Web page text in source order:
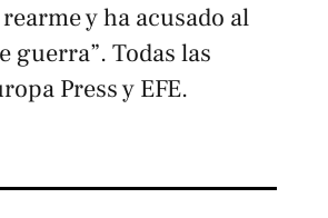
y ha acusado al
guerra”. Todas las
Press y EFE.